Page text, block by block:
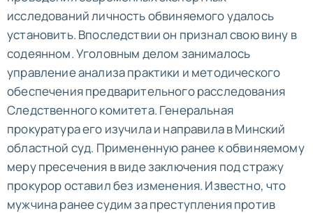
исследований личность обвиняемого удалось
установить. Впоследствии он признал свою вину в
содеянном. Уголовным делом занималось
управление анализа практики и методического
обеспечения предварительного расследования
Следственного комитета. Генеральная
прокуратура его изучила и направила в Минский
областной суд. Примененную ранее к обвиняемому
меру пресечения в виде заключения под стражу
прокурор оставил без изменения. Известно, что
мужчина ранее судим за преступления против